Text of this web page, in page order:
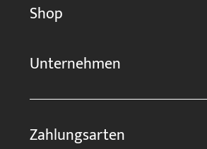
Shop
Unternehmen
Zahlungsarten